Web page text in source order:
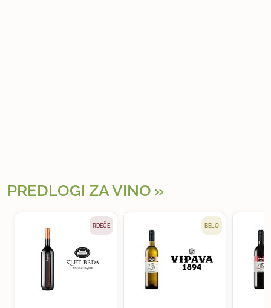
PREDLOGI ZA VINO
RDEČE BELO